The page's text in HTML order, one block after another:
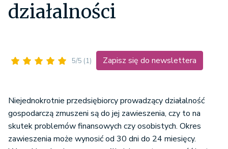
działalności
5/5 (1) Zapisz się do newslettera
Niejednokrotnie przedsiębiorcy prowadzący działalność
gospodarczą zmuszeni są do jej zawieszenia, czy to na
skutek problemów finansowych czy osobistych. Okres
zawieszenia może wynosić od 30 dni do 24 miesięcy.